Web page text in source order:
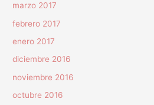
marzo 2017
febrero 2017
enero 2017
diciembre 2016
noviembre 2016
octubre 2016